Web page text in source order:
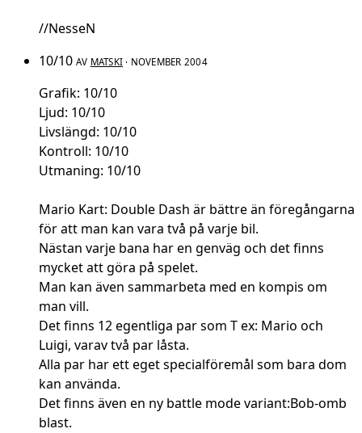
//NesseN
10/10 AV MATSKI · NOVEMBER 2004
Grafik: 10/10
Ljud: 10/10
Livslängd: 10/10
Kontroll: 10/10
Utmaning: 10/10
Mario Kart: Double Dash är bättre än föregångarna
för att man kan vara två på varje bil.
Nästan varje bana har en genväg och det finns
mycket att göra på spelet.
Man kan även sammarbeta med en kompis om
man vill.
Det finns 12 egentliga par som T ex: Mario och
Luigi, varav två par låsta.
Alla par har ett eget specialföremål som bara dom
kan använda.
Det finns även en ny battle mode variant:Bob-omb
blast.